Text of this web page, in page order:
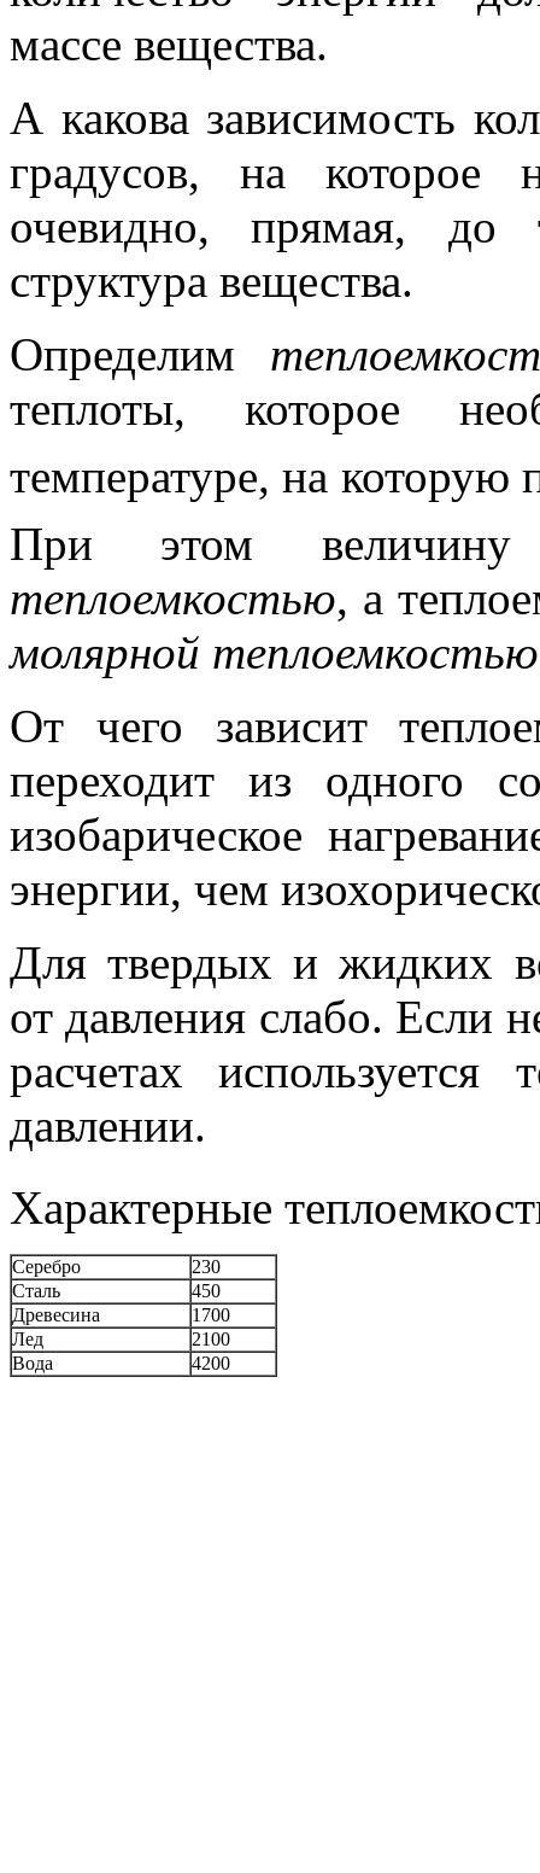
массе вещества.
А какова зависимость
градусов, на которое
очевидно, прямая,
структура вещества.
Определим
теплоты, которое
температуре, на которую
При этом
теплоемкостью, а
молярной теплоемкостью
От чего зависит
переходит из одного
изобарическое
энергии, чем
Для твердых и жидких
от давления слабо. Если
расчетах используется
давлении.
Характерные
Серебро
230
Сталь
450
Древесина
1700
Лед
2100
Вода
4200